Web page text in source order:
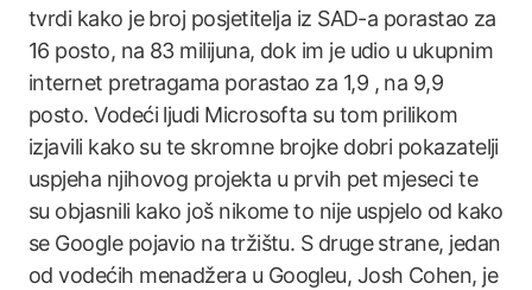
tvrdi kako je broj posjetitelja iz SAD-a porastao za
16 posto, na 83 milijuna, dok im je udio u ukupnim
internet pretragama porastao za 1,9 , na 9,9
posto. Vodeći ljudi Microsofta su tom prilikom
izjavili kako su te skromne brojke dobri pokazatelji
uspjeha njihovog projekta u prvih pet mjeseci te
su objasnili kako još nikome to nije uspjelo od kako
se Google pojavio na tržištu. S druge strane, jedan
od vodećih menadžera u Googleu, Josh Cohen, je